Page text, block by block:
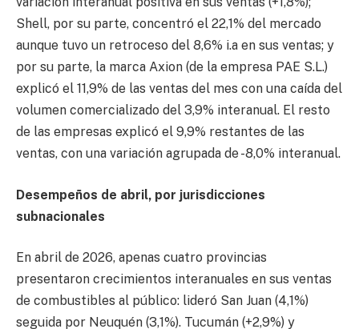
Shell, por su parte, concentró el 22,1% del mercado
aunque tuvo un retroceso del 8,6% i.a en sus ventas; y
por su parte, la marca Axion (de la empresa PAE S.L.)
explicó el 11,9% de las ventas del mes con una caída del
volumen comercializado del 3,9% interanual. El resto
de las empresas explicó el 9,9% restantes de las
ventas, con una variación agrupada de -8,0% interanual.
Desempeños de abril, por jurisdicciones
subnacionales
En abril de 2026, apenas cuatro provincias
presentaron crecimientos interanuales en sus ventas
de combustibles al público: lideró San Juan (4,1%)
seguida por Neuquén (3,1%). Tucumán (+2,9%) y